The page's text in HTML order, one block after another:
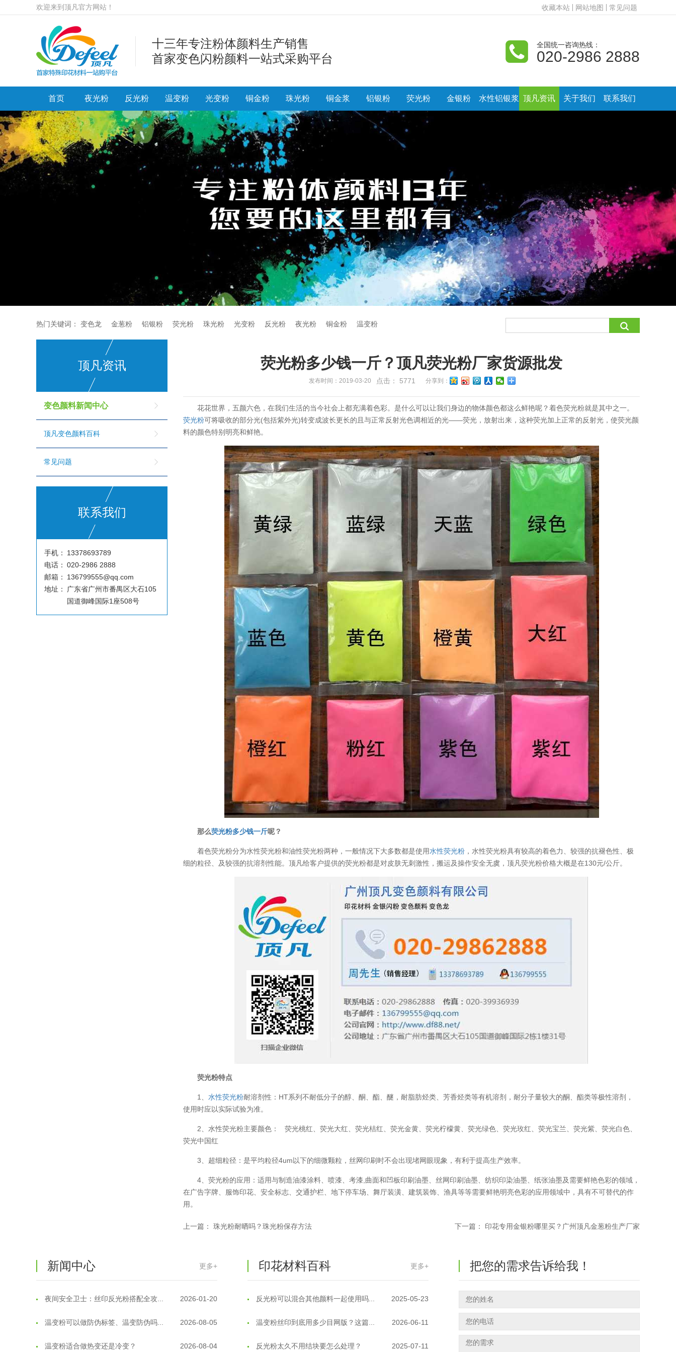
欢迎来到顶凡官方网站！ 收藏本站 网站地图 常见问题
十三年专注粉体颜料生产销售
首家变色闪粉颜料一站式采购平台
全国统一咨询热线：
020-2986 2888
首页 夜光粉 反光粉 温变粉 光变粉 铜金粉 珠光粉 铜金浆 铝银粉 荧光粉 金银粉 水性铝银浆 顶凡资讯 关于我们 联系我们
热门关键词： 变色龙 金葱粉 铝银粉 荧光粉 珠光粉 光变粉 反光粉 夜光粉 铜金粉 温变粉
顶凡资讯
变色颜料新闻中心
顶凡变色颜料百科
常见问题
联系我们
手机：
13378693789
电话： 020-2986 2888
邮箱：
136799555@qq.com
地址：
广东省广州市番禺区大石105
国道御峰国际1座508号
荧光粉多少钱一斤？顶凡荧光粉厂家货源批发
发布时间：2019-03-20 点击： 5771 分享到：
花花世界，五颜六色，在我们生活的当今社会上都充满着色彩。是什么可以让我们身边的物体颜色都这么鲜艳呢？着色荧光粉就是其中之一。
荧光粉可将吸收的部分光(包括紫外光)转变成波长更长的且与正常反射光色调相近的光——荧光，放射出来，这种荧光加上正常的反射光，使荧光颜
料的颜色特别明亮和鲜艳。
那么荧光粉多少钱一斤呢？
着色荧光粉分为水性荧光粉和油性荧光粉两种，一般情况下大多数都是使用水性荧光粉 ，水性荧光粉具有较高的着色力、较强的抗褪色性、极
细的粒径、及较强的抗溶剂性能。顶凡给客户提供的荧光粉都是对皮肤无刺激性，搬运及操作安全无虞，顶凡荧光粉价格大概是在130元/公斤。
荧光粉特点
1、水性荧光粉耐溶剂性：HT系列不耐低分子的醇、酮、酯、醚，耐脂肪烃类、芳香烃类等有机溶剂，耐分子量较大的酮、酯类等极性溶剂，
使用时应以实际试验为准。
2、水性荧光粉主要颜色： 荧光桃红、荧光大红、荧光桔红、荧光金黄、荧光柠檬黄、荧光绿色、荧光玫红、荧光宝兰、荧光紫、荧光白色、
荧光中国红
3、超细粒径：是平均粒径4um以下的细微颗粒，丝网印刷时不会出现堵网眼现象，有利于提高生产效率。
4、荧光粉的应用：适用与制造油漆涂料、喷漆、考漆,曲面和凹板印刷油墨、丝网印刷油墨、纺织印染油墨、纸张油墨及需要鲜艳色彩的领域，
在广告字牌、服饰印花、安全标志、交通护栏、地下停车场、舞厅装潢、建筑装饰、渔具等等需要鲜艳明亮色彩的应用领域中，具有不可替代的作
用。
上一篇：珠光粉耐晒吗？珠光粉保存方法 下一篇： 印花专用金银粉哪里买？广州顶凡金葱粉生产厂家
新闻中心 更多+
2026-08-05
2026-08-04
2026-07-20
2026-07-10
温变粉耐温真相：注塑"高温炼... 2026-07-03 印花材料百科 更多+
反光粉太久不用结块要怎么处理？ 2025-07-11
反光粉是永久有效的吗？能用多久？ 2025-06-10
反光粉能用在注塑工艺上吗？ 2025-06-02 把您的需求告诉给我！